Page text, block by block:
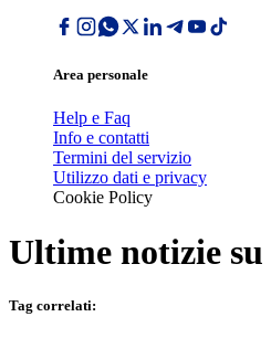
Area personale
Help e Faq
Info e contatti
Termini del servizio
Utilizzo dati e privacy
Cookie Policy
Ultime notizie su
Tag correlati: